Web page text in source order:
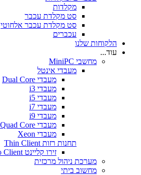
מקלדות
סט מקלדת עכבר
סט מקלדת עכבר אלחוטי
עכברים
הלקוחות שלנו
עוד...
מחשבי MiniPC
מעבדי אינטל
מעבדי Dual Core
מעבדי i3
מעבדי i5
מעבדי i7
מעבדי i9
מעבדי Quad Core
מעבדי Xeon
תחנות רזות Thin Client
זירו קליינט Zero Client
מערכת ניהול מרכזית
מחשוב ביתי